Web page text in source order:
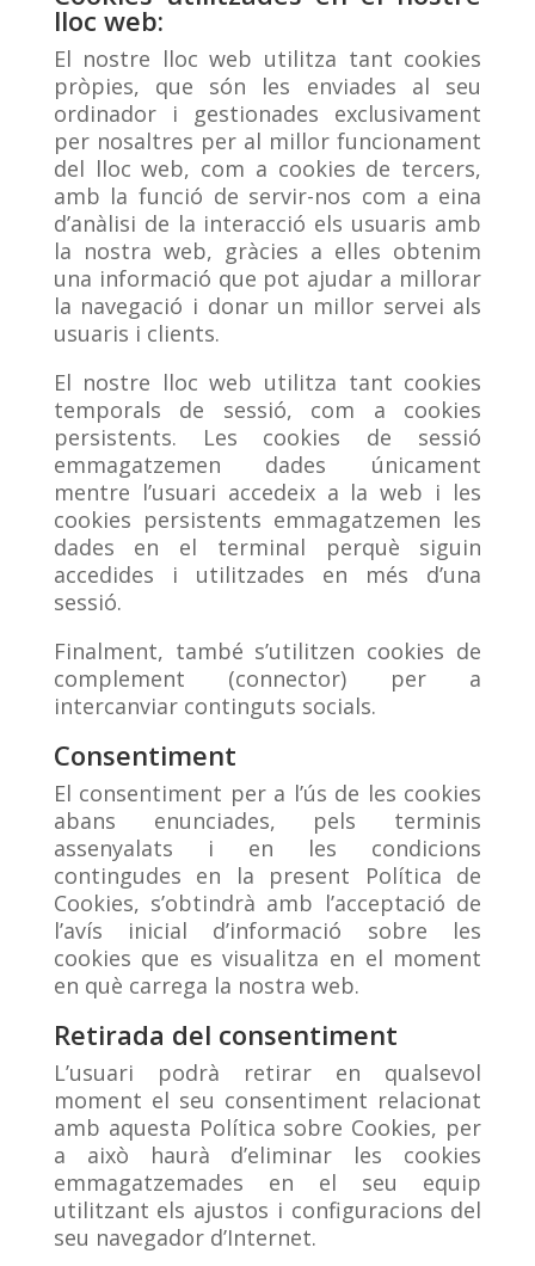
lloc web:
El nostre lloc web utilitza tant cookies
pròpies, que són les enviades al seu
ordinador i gestionades exclusivament
per nosaltres per al millor funcionament
del lloc web, com a cookies de tercers,
amb la funció de servir-nos com a eina
d’anàlisi de la interacció els usuaris amb
la nostra web, gràcies a elles obtenim
una informació que pot ajudar a millorar
la navegació i donar un millor servei als
usuaris i clients.
El nostre lloc web utilitza tant cookies
temporals de sessió, com a cookies
persistents. Les cookies de sessió
emmagatzemen dades únicament
mentre l’usuari accedeix a la web i les
cookies persistents emmagatzemen les
dades en el terminal perquè siguin
accedides i utilitzades en més d’una
sessió.
Finalment, també s’utilitzen cookies de
complement (connector) per a
intercanviar continguts socials.
Consentiment
El consentiment per a l’ús de les cookies
abans enunciades, pels terminis
assenyalats i en les condicions
contingudes en la present Política de
Cookies, s’obtindrà amb l’acceptació de
l’avís inicial d’informació sobre les
cookies que es visualitza en el moment
en què carrega la nostra web.
Retirada del consentiment
L’usuari podrà retirar en qualsevol
moment el seu consentiment relacionat
amb aquesta Política sobre Cookies, per
a això haurà d’eliminar les cookies
emmagatzemades en el seu equip
utilitzant els ajustos i configuracions del
seu navegador d’Internet.